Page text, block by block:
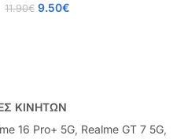
11.90€ 9.50€
ΚΙΝΗΤΩΝ
16 Pro+ 5G, Realme GT 7 5G,